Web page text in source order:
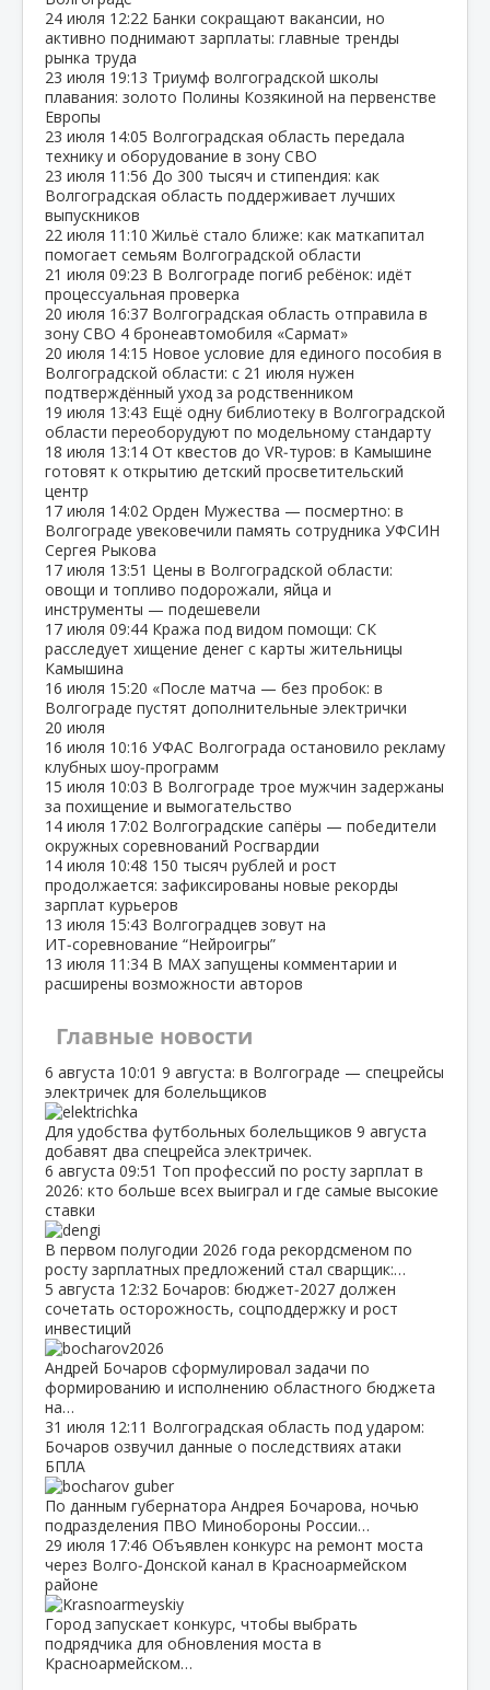
24 июля 12:22 Банки сокращают вакансии, но
активно поднимают зарплаты: главные тренды
рынка труда
23 июля 19:13 Триумф волгоградской школы
плавания: золото Полины Козякиной на первенстве
Европы
23 июля 14:05 Волгоградская область передала
технику и оборудование в зону СВО
23 июля 11:56 До 300 тысяч и стипендия: как
Волгоградская область поддерживает лучших
выпускников
22 июля 11:10 Жильё стало ближе: как маткапитал
помогает семьям Волгоградской области
21 июля 09:23 В Волгограде погиб ребёнок: идёт
процессуальная проверка
20 июля 16:37 Волгоградская область отправила в
зону СВО 4 бронеавтомобиля «Сармат»
20 июля 14:15 Новое условие для единого пособия в
Волгоградской области: с 21 июля нужен
подтверждённый уход за родственником
19 июля 13:43 Ещё одну библиотеку в Волгоградской
области переоборудуют по модельному стандарту
18 июля 13:14 От квестов до VR‑туров: в Камышине
готовят к открытию детский просветительский
центр
17 июля 14:02 Орден Мужества — посмертно: в
Волгограде увековечили память сотрудника УФСИН
Сергея Рыкова
17 июля 13:51 Цены в Волгоградской области:
овощи и топливо подорожали, яйца и
инструменты — подешевели
17 июля 09:44 Кража под видом помощи: СК
расследует хищение денег с карты жительницы
Камышина
16 июля 15:20 «После матча — без пробок: в
Волгограде пустят дополнительные электрички
20 июля
16 июля 10:16 УФАС Волгограда остановило рекламу
клубных шоу‑программ
15 июля 10:03 В Волгограде трое мужчин задержаны
за похищение и вымогательство
14 июля 17:02 Волгоградские сапёры — победители
окружных соревнований Росгвардии
14 июля 10:48 150 тысяч рублей и рост
продолжается: зафиксированы новые рекорды
зарплат курьеров
13 июля 15:43 Волгоградцев зовут на
ИТ‑соревнование “Нейроигры”
13 июля 11:34 В МАХ запущены комментарии и
расширены возможности авторов
Главные новости
6 августа 10:01 9 августа: в Волгограде — спецрейсы
электричек для болельщиков
Для удобства футбольных болельщиков 9 августа
добавят два спецрейса электричек.
6 августа 09:51 Топ профессий по росту зарплат в
2026: кто больше всех выиграл и где самые высокие
ставки
В первом полугодии 2026 года рекордсменом по
росту зарплатных предложений стал сварщик:…
5 августа 12:32 Бочаров: бюджет‑2027 должен
сочетать осторожность, соцподдержку и рост
инвестиций
Андрей Бочаров сформулировал задачи по
формированию и исполнению областного бюджета
на…
31 июля 12:11 Волгоградская область под ударом:
Бочаров озвучил данные о последствиях атаки
БПЛА
По данным губернатора Андрея Бочарова, ночью
подразделения ПВО Минобороны России…
29 июля 17:46 Объявлен конкурс на ремонт моста
через Волго‑Донской канал в Красноармейском
районе
Город запускает конкурс, чтобы выбрать
подрядчика для обновления моста в
Красноармейском…